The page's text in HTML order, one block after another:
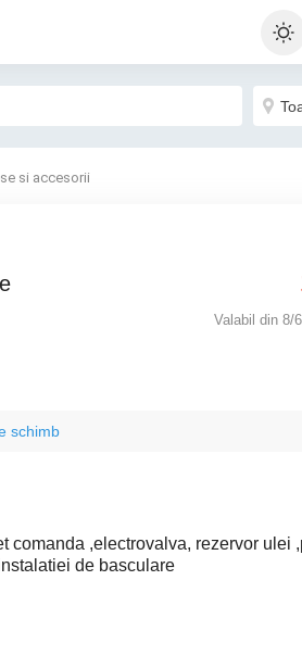
si accesorii
Valabil din 8/
schimb
comanda ,electrovalva, rezervor ulei
de basculare